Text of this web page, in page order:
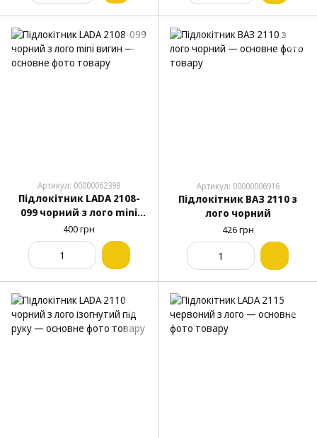
Артикул: 00000062398
Підлокітник LADA 2108-
099 чорний з лого mini
вигин
400 грн
Артикул: 00000006916
Підлокітник ВАЗ 2110 з
лого чорний
426 грн